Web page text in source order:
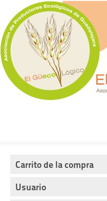
Carrito de la compra
Usuario